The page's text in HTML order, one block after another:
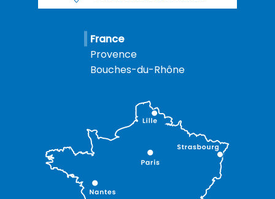
France
Provence
Bouches-du-Rhône